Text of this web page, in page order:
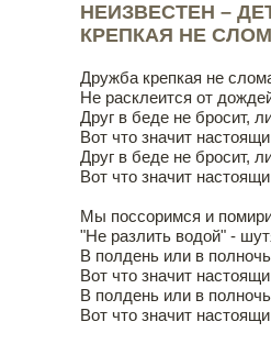
НЕИЗВЕСТЕН –
КРЕПКАЯ НЕ
Дружба крепкая не
Не расклеится от
Друг в беде не бросит,
Вот что значит
Друг в беде не бросит,
Вот что значит
Мы поссоримся и
"Не разлить водой" -
В полдень или в
Вот что значит
В полдень или в
Вот что значит